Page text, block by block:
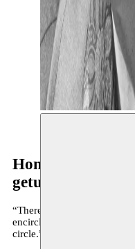
Fatima Mernissi
Hommage
getuigenissen +
“There are two
encircled and the second is
circle.” - Fatima Mernissi